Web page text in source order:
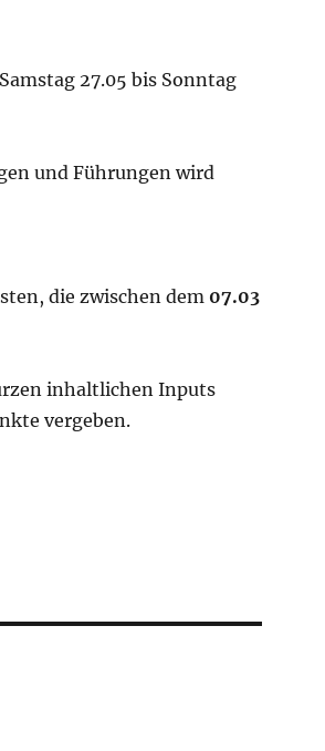
27.05 bis Sonntag
und Führungen wird
die zwischen dem 07.03
inhaltlichen Inputs
vergeben.